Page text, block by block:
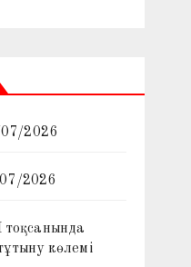
2026
2026
көлемі